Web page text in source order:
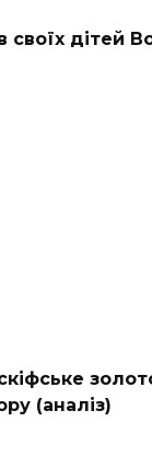
своїх дітей
(аналіз)